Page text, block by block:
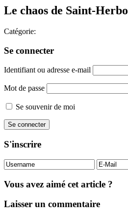
Le chaos de Saint-
Catégorie:
Se connecter
Identifiant ou adresse e-mail
Mot de passe
Se souvenir de moi
S'inscrire
Vous avez aimé cet article ?
Laisser un commentaire